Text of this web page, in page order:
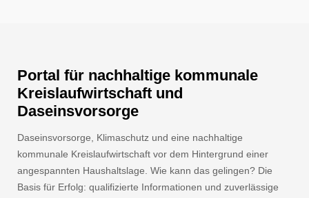
Portal für nachhaltige kommunale
Kreislaufwirtschaft und
Daseinsvorsorge
Daseinsvorsorge, Klimaschutz und eine nachhaltige
kommunale Kreislaufwirtschaft vor dem Hintergrund einer
angespannten Haushaltslage. Wie kann das gelingen? Die
Basis für Erfolg: qualifizierte Informationen und zuverlässige